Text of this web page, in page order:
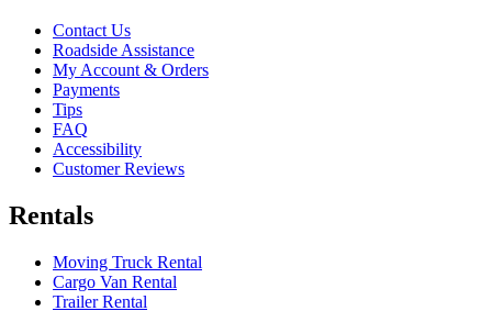
Contact Us
Roadside Assistance
My Account & Orders
Payments
Tips
FAQ
Accessibility
Customer Reviews
Rentals
Moving Truck Rental
Cargo Van Rental
Trailer Rental